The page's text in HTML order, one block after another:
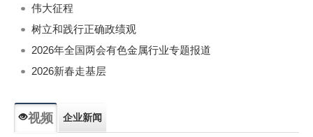
伟大征程
树立和践行正确政绩观
2026年全国两会有色金属行业专题报道
2026新春走基层
视频 企业新闻